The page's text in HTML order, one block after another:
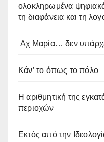
ολοκληρωμένα
τη διαφάνεια και τη
Αχ Μαρία… δεν
Κάν’ το όπως το πόλο
Η αριθμητική της
περιοχών
Εκτός από την